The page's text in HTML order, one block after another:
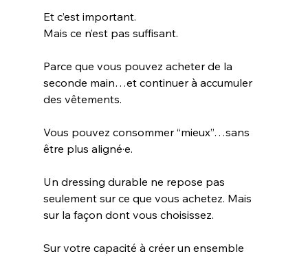
Et c’est important.
Mais ce n’est pas suffisant.
Parce que vous pouvez acheter de la
seconde main…et continuer à accumuler
des vêtements.
Vous pouvez consommer “mieux”…sans
être plus aligné·e.
Un dressing durable ne repose pas
seulement sur ce que vous achetez. Mais
sur la façon dont vous choisissez.
Sur votre capacité à créer un ensemble